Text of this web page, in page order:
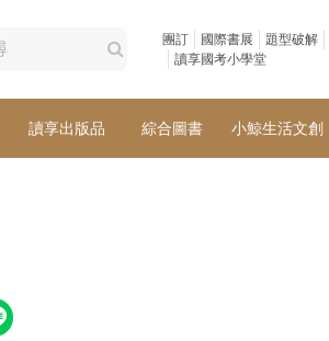
團訂 國際書展 題型破解
讀享國考小學堂
讀享出版品 綜合圖書 小鯨生活文創